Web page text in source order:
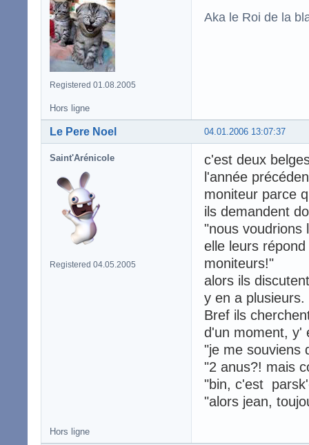
Registered 01.08.2005
Aka le Roi de la
Hors ligne
04.01.2006 13:07:37
Le Pere Noel
Saint'Arénicole
Registered 04.05.2005
c'est deux
l'année
moniteur parce
ils demandent
"nous voudrions
elle leurs
moniteurs!"
alors ils
y en a plusieurs.
Bref ils
d'un moment, y'
"je me souviens
"2 anus?! mais
"bin, c'est
"alors jean,
Hors ligne